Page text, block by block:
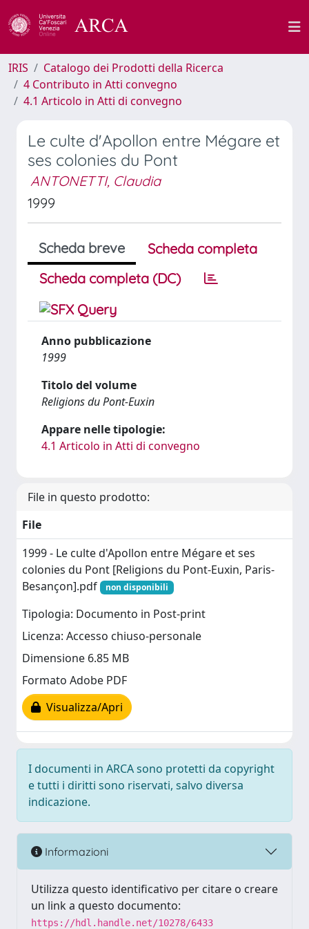
IRIS
Catalogo dei Prodotti della Ricerca
4 Contributo in Atti convegno
4.1 Articolo in Atti di convegno
Le culte d'Apollon entre Mégare et
ses colonies du Pont
ANTONETTI, Claudia
1999
Scheda breve
Scheda completa
Scheda completa (DC)
Anno pubblicazione
1999
Titolo del volume
Religions du Pont-Euxin
Appare nelle tipologie:
4.1 Articolo in Atti di convegno
File in questo prodotto:
File
1999 - Le culte d'Apollon entre Mégare et ses
colonies du Pont [Religions du Pont-Euxin, Paris-
Besançon].pdf
non disponibili
Tipologia: Documento in Post-print
Licenza: Accesso chiuso-personale
Dimensione 6.85 MB
Formato Adobe PDF
Visualizza/Apri
I documenti in ARCA sono protetti da copyright
e tutti i diritti sono riservati, salvo diversa
indicazione.
Informazioni
Utilizza questo identificativo per citare o creare
un link a questo documento:
https://hdl.handle.net/10278/6433